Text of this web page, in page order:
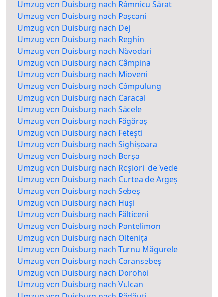
Umzug von Duisburg nach Râmnicu Sărat
Umzug von Duisburg nach Pașcani
Umzug von Duisburg nach Dej
Umzug von Duisburg nach Reghin
Umzug von Duisburg nach Năvodari
Umzug von Duisburg nach Câmpina
Umzug von Duisburg nach Mioveni
Umzug von Duisburg nach Câmpulung
Umzug von Duisburg nach Caracal
Umzug von Duisburg nach Săcele
Umzug von Duisburg nach Făgăraș
Umzug von Duisburg nach Fetești
Umzug von Duisburg nach Sighișoara
Umzug von Duisburg nach Borșa
Umzug von Duisburg nach Roșiorii de Vede
Umzug von Duisburg nach Curtea de Argeș
Umzug von Duisburg nach Sebeș
Umzug von Duisburg nach Huși
Umzug von Duisburg nach Fălticeni
Umzug von Duisburg nach Pantelimon
Umzug von Duisburg nach Oltenița
Umzug von Duisburg nach Turnu Măgurele
Umzug von Duisburg nach Caransebeș
Umzug von Duisburg nach Dorohoi
Umzug von Duisburg nach Vulcan